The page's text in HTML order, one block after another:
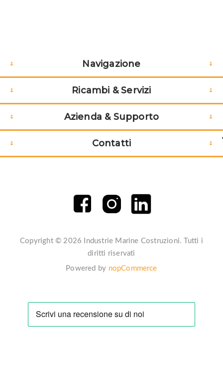
Navigazione
Ricambi & Servizi
Azienda & Supporto
Contatti
Copyright © 2026 Industrie Marine Costruzioni. Tutti i
diritti riservati
Powered by nopCommerce